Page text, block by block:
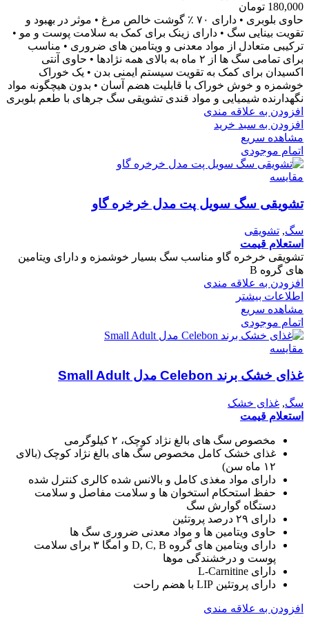
180,000 تومان
حاوی بلوبری • دارای ۷۰ ٪ گوشت خالص مرغ • موثر در بهبود و
تقویت بینایی سگ • دارای زینک برای کمک به سلامت پوست و مو •
ترکیبی متعادل از مواد معدنی و ویتامین های ضروری • مناسب
برای تمامی سگ ها از ۲ ماه به بالای همه نژادها • حاوی آنتی
اکسیدان برای کمک به تقویت سیستم ایمنی بدن • یک خوراک
خوشمزه و خوش خوراک با قابلیت هضم آسان • بدون هیچگونه مواد
نگهدارنده شیمیایی و مواد قندی تشویقی سگ جرهای با طعم بلوبری
افزودن به علاقه مندی
افزودن به سبد خرید
مشاهده سریع
اتمام موجودی
مقایسه
تشویقی سگ سویل پت مدل خرخره گاو
سگ, تشویقی
استعلام قیمت
تشویقی خرخره گاو مناسب سگ بسیار خوشمزه و دارای ویتامین
های گروه B
افزودن به علاقه مندی
اطلاعات بیشتر
مشاهده سریع
اتمام موجودی
مقایسه
غذای خشک برند Celebon مدل Small Adult
سگ, غذای خشک
استعلام قیمت
مخصوص سگ های بالغ نژاد کوچک، ۲ کیلوگرمی
غذای خشک کامل مخصوص سگ های بالغ نژاد کوچک (بالای
۱۲ ماه سن)
دارای مواد مغذی کامل و بالانس شده کالری کنترل شده
حفظ استحکام استخوان ها و سلامت مفاصل و سلامت
دستگاه گوارش سگ
دارای ۲۹ درصد پروتئین
حاوی ویتامین ها و مواد معدنی ضروری سگ ها
دارای ویتامین های گروه D, C, B و امگا ۳ برای سلامت
پوست و درخشندگی موها
دارای L-Carnitine
دارای پروتئین LIP با هضم راحت
افزودن به علاقه مندی